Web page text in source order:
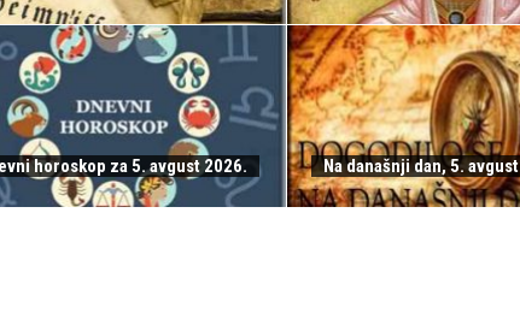
horoskop za 5. avgust 2026. Na današnji dan, 5. avgust